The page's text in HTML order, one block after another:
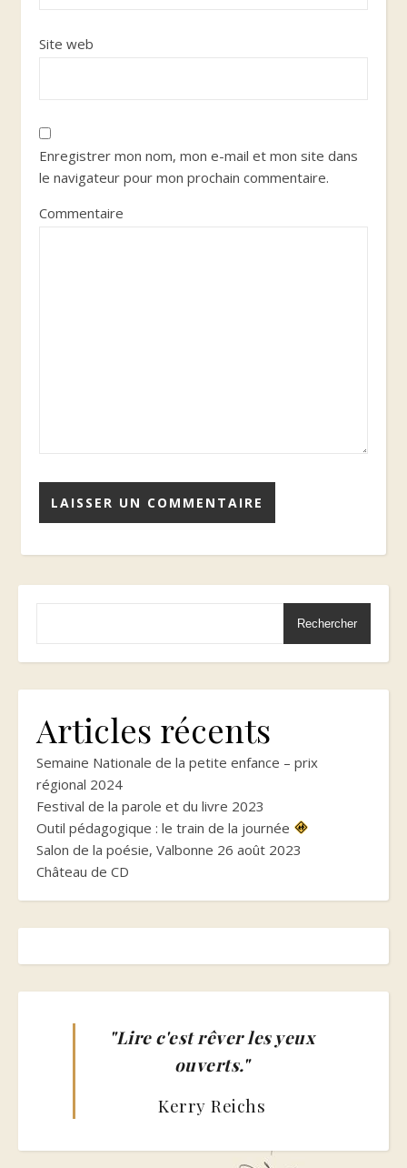
Site web
Enregistrer mon nom, mon e-mail et mon site dans
le navigateur pour mon prochain commentaire.
Commentaire
Rechercher
Articles récents
Semaine Nationale de la petite enfance – prix
régional 2024
Festival de la parole et du livre 2023
Outil pédagogique : le train de la journée
Salon de la poésie, Valbonne 26 août 2023
Château de CD
"Lire c'est rêver les yeux
ouverts."
Kerry Reichs